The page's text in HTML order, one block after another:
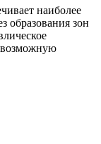
наиболее
образования зон
возможную